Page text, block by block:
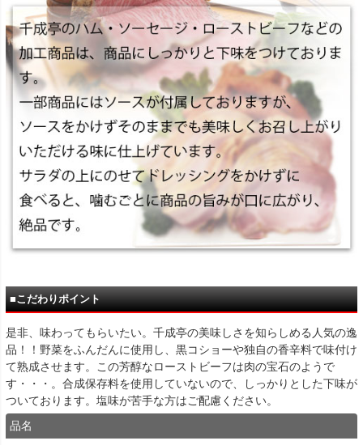
■こだわりポイント
是非、味わってもらいたい。千成亭の美味しさを知らしめる人気の逸
品！！野菜をふんだんに使用し、黒コショーや独自の香辛料で味付け
て熟成させます。この芳醇なローストビーフは肉の宝石のようで
す・・・。合成保存料を使用していないので、しっかりとした下味が
ついております。塩味が苦手な方はご配慮ください。
品名